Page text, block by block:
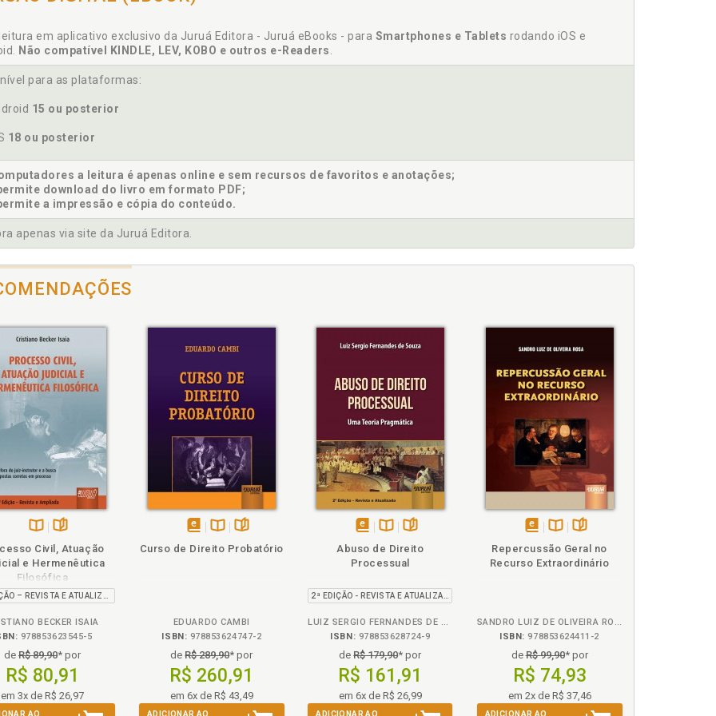
Questão de fato e questão de direito ., p. 94
entre valoração e valorização da prova, p. 113
do ônus da prova ., p. 198
de uma teoria da prova ., p. 47
Democrático de Direito e importância da prova no processo, p. 31
Questão de fato e questão de direito ., p. 94
Sistemas históricos de apreciação da p rova, p. 116
das partes no convencimento jurisdicional, p. 173
., p. 25
Poderes instrutórios do juiz ., p. 131
limitativos da prova. Admissibilidade ., p. 159
constitucional e processo constitucion al, p. 41
dos meios na realização da prova ., p. 110
de experiência e valoração da prova, p. 174
de prova ., p. 99
e standards de prova, p. 189
em aplicativo exclusivo da Juruá Editora - Juruá eBooks - para Smartphones e Tablets rodando iOS e
Não compatível KINDLE, LEV, KOBO e outros e-Readers.
para as plataformas:
15 ou posterior
18 ou posterior
a leitura é apenas online e sem recursos de favoritos e anotações;
download do livro em formato PDF;
a impressão e cópia do conteúdo.
apenas via site da Juruá Editora.
Disponível
na
B.V.
páginas
Civil, Atuação
e Hermenêutica
Filosófica
2ª EDIÇÃO – REVISTA E ATUALIZADA
BECKER ISAIA
978853623545-5
de R$ 89,90* por
R$ 80,91
em 3x de R$ 26,97
AO
Disponível
páginas
Curso de Direito Probatório
EDUARDO CAMBI
ISBN: 978853624747-2
deR$ 289,90* por
R$ 260,91
em 6x de R$ 43,49
ADICIONAR AO
disponível
em
Disponível
Abuso de Direito
Processual
2ª EDIÇÃO - REVISTA E ATUALIZADA
LUIZ SERGIO FERNANDES DE SOUZA
ISBN: 978853628724-9
deR$ 179,90* por
R$ 161,91
em 6x de R$ 26,99
ADICIONAR AO
disponível
em
Disponível
na
Folheie
páginas
Repercussão Geral no
Recurso Extraordinário
SANDRO LUIZ DE OLIVEIRA ROSA
ISBN: 978853624411-2
deR$ 99,90* por
R$ 74,93
em 2x de R$ 37,46
ADICIONAR AO